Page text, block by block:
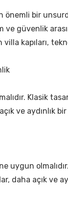
önemli bir
ve güvenlik
kapıları,
Klasik
ve
uygun
daha açık